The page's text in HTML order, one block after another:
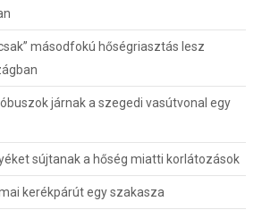
másodfokú hőségriasztás lesz
járnak a szegedi vasútvonal egy
sújtanak a hőség miatti korlátozások
kerékpárút egy szakasza